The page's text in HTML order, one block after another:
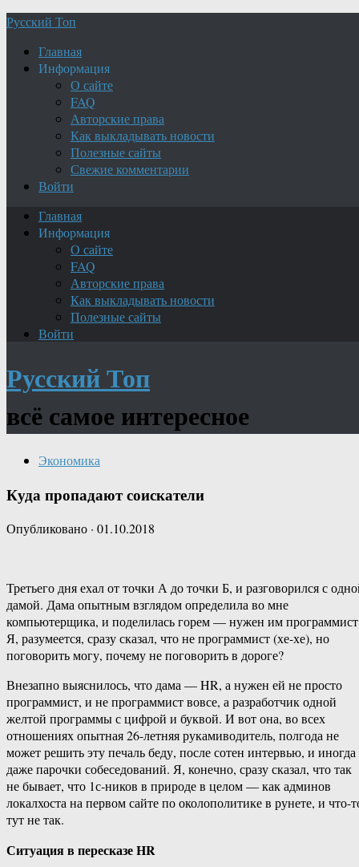
Русский Топ
Главная
Информация
О сайте
FAQ
Авторские права
Как выкладывать новости
Полезные сайты
Свежие комментарии
Войти
Главная
Информация
О сайте
FAQ
Авторские права
Как выкладывать новости
Полезные сайты
Войти
Русский Топ
всё самое интересное
Экономика
Куда пропадают соискатели
Опубликовано · 01.10.2018
Третьего дня ехал от точки А до точки Б, и разговорился с
дамой. Дама опытным взглядом определила во мне
компьютерщика, и поделилась горем — нужен им
Я, разумеется, сразу сказал, что не программист (хе-хе), но
поговорить могу, почему не поговорить в дороге?
Внезапно выяснилось, что дама — HR, а нужен ей не просто
программист, и не программист вовсе, а разработчик одной
желтой программы с цифрой и буквой. И вот она, во всех
отношениях опытная 26-летняя рукамиводитель, полгода не
может решить эту печаль беду, после сотен интервью, и иногда
даже парочки собеседований. Я, конечно, сразу сказал, что так
не бывает, что 1с-ников в природе в целом — как админов
локалхоста на первом сайте по околополитике в рунете, и что-
тут не так.
Ситуация в пересказе HR